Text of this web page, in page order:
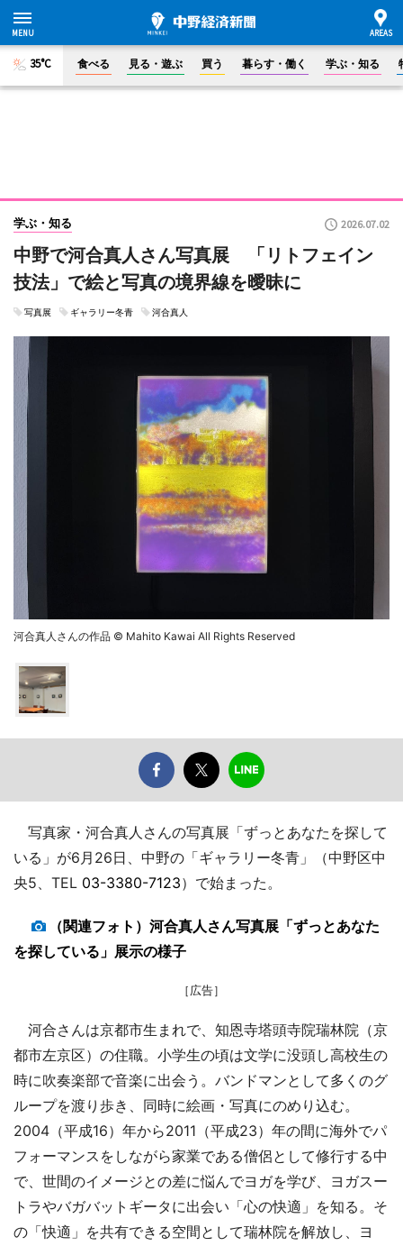
35°C 食べる 見る・遊ぶ 買う 暮らす・働く 学ぶ・知る
学ぶ・知る 2026.07.02
中野で河合真人さん写真展 「リトフェイン
技法」で絵と写真の境界線を曖昧に
写真展 ギャラリー冬青 河合真人
河合真人さんの作品 © Mahito Kawai All Rights Reserved
写真家・河合真人さんの写真展「ずっとあなたを探して
いる」が6月26日、中野の「ギャラリー冬青」（中野区中
央5、TEL 03-3380-7123）で始まった。
（関連フォト）河合真人さん写真展「ずっとあなた
を探している」展示の様子
［広告］
河合さんは京都市生まれで、知恩寺塔頭寺院瑞林院（京
都市左京区）の住職。小学生の頃は文学に没頭し高校生の
時に吹奏楽部で音楽に出会う。バンドマンとして多くのグ
ループを渡り歩き、同時に絵画・写真にのめり込む。
2004（平成16）年から2011（平成23）年の間に海外でパ
フォーマンスをしながら家業である僧侶として修行する中
で、世間のイメージとの差に悩んでヨガを学び、ヨガスー
トラやバガバットギータに出会い「心の快適」を知る。そ
の「快適」を共有できる空間として瑞林院を解放し、ヨ